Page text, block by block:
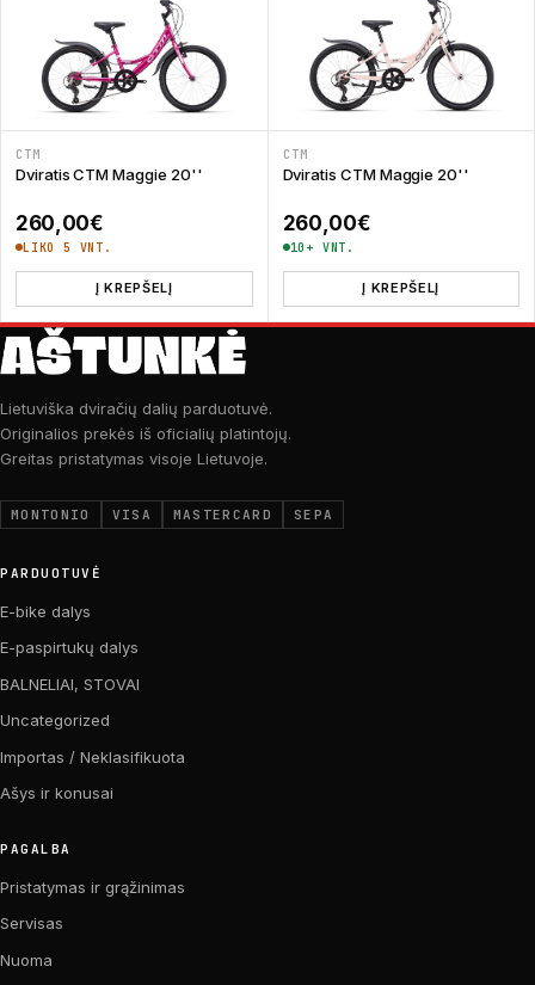
CTM
Dviratis CTM Maggie 20''
260,00€
LIKO 5 VNT.
Į KREPŠELĮ
CTM
Dviratis CTM Maggie 20''
260,00€
10+ VNT.
Į KREPŠELĮ
Lietuviška dviračių dalių parduotuvė.
Originalios prekės iš oficialių platintojų.
Greitas pristatymas visoje Lietuvoje.
MONTONIO VISA MASTERCARD SEPA
PARDUOTUVĖ
E-bike dalys
E-paspirtukų dalys
BALNELIAI, STOVAI
Uncategorized
Importas / Neklasifikuota
Ašys ir konusai
PAGALBA
Pristatymas ir grąžinimas
Servisas
Nuoma